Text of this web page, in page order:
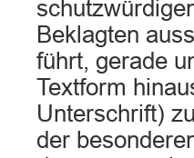
Beklagten
führt, gerade
Textform
Unterschrift)
der